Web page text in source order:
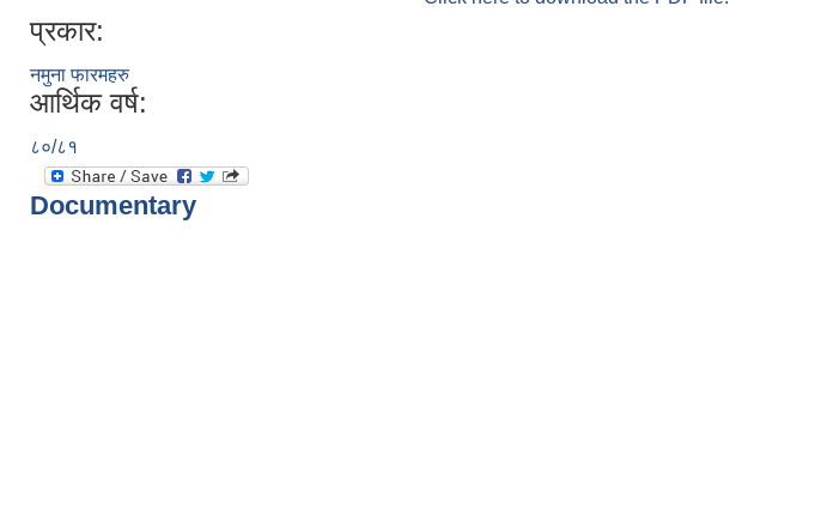
प्रकार:
नमुना फारमहरु
आर्थिक वर्ष:
८०/८१
Documentary